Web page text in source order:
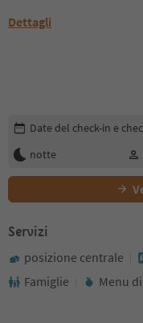
Dettagli
Modifica i dettagli della
Date del check-in e
notte
Servizi
posizione centrale
Famiglie
Menu